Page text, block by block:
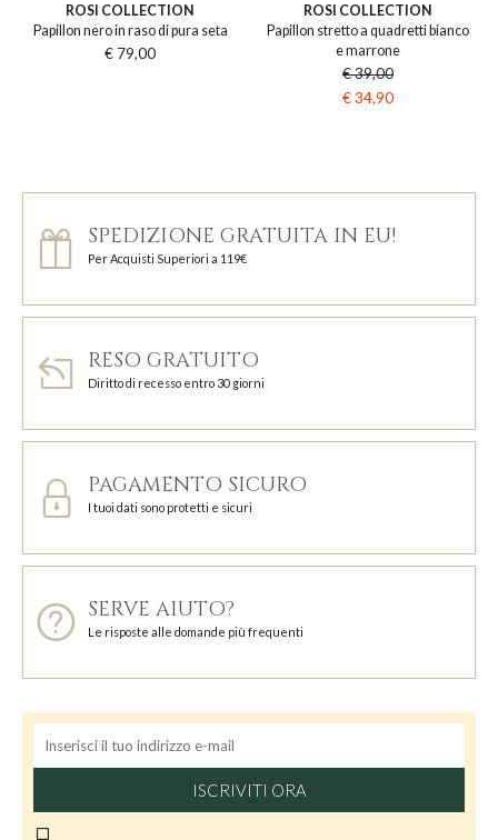
ROSI COLLECTION
Papillon nero in raso di pura seta
€ 79,00
ROSI COLLECTION
Papillon stretto a quadretti bianco
e marrone
€ 39,00
€ 34,90
SPEDIZIONE GRATUITA IN EU!
Per Acquisti Superiori a 119€
RESO GRATUITO
Diritto di recesso entro 30 giorni
PAGAMENTO SICURO
I tuoi dati sono protetti e sicuri
SERVE AIUTO?
Le risposte alle domande più frequenti
ISCRIVITI ORA